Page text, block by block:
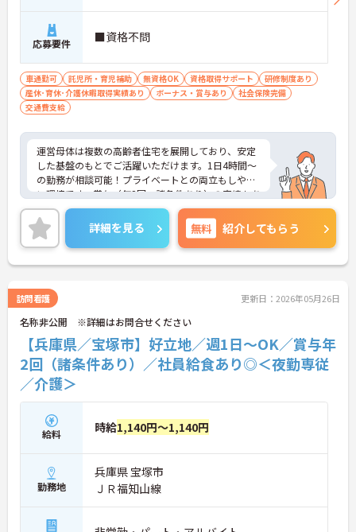
応募要件 ■資格不問
車通勤可 託児所・育児補助 無資格OK 資格取得サポート
研修制度あり
産休･育休･介護休暇取得実績あり
ボーナス・賞与あり
社会保険完備
交通費支給
運営母体は複数の高齢者住宅を展開しており、安定
した基盤のもとでご活躍いただけます。1日4時間～
の勤務が相談可能！プライベートとの両立もしやす
い環境です。賞与（年2回、諸条件あり）の実績もあ
り、あなたの頑張りがしっかりと評価されます。無
料の社員給食（1日1食）や、育休からの復職をサポ
ートする育児給付金+（プラス）制度（最大10万
円）、資格取得支援制度（最大10万円補助）など、
福利厚生も充実しています。社内研修やキャリアパ
にも最適です。ご興味のある方には、面接対策ポイ
ントなど、さらに詳細をお話ししますのでお気軽に
ご相談ください！
詳細を見る 無料 紹介してもらう
訪問看護 更新日：2026年05月26日
名称非公開 ※詳細はお問合せください
【兵庫県／宝塚市】好立地／週1日～OK／賞与年
2回（諸条件あり）／社員給食あり◎＜夜勤専従
／介護＞
給料 時給1,140円～1,140円
勤務地
兵庫県 宝塚市
ＪＲ福知山線